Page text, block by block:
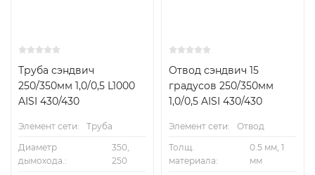
Труба сэндвич
250/350мм 1,0/0,5 L1000
AISI 430/430
Элемент сети:
Труба
Диаметр
дымохода.:
350,
250
Отвод сэндвич 15
градусов 250/350мм
1,0/0,5 AISI 430/430
Элемент сети:
Отвод
Толщ.
материала:
0.5 мм, 1
мм